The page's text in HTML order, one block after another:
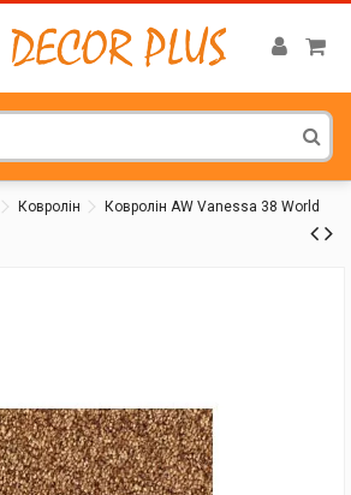
Ковролін
Ковролін AW Vanessa 38 World